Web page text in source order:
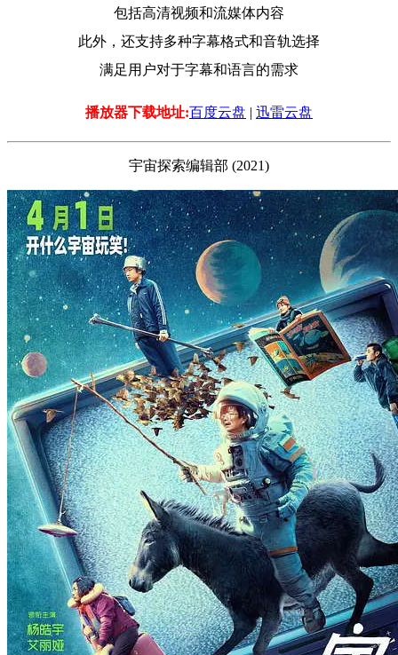
包括高清视频和流媒体内容
此外，还支持多种字幕格式和音轨选择
满足用户对于字幕和语言的需求
播放器下载地址:百度云盘 | 迅雷云盘
宇宙探索编辑部 (2021)